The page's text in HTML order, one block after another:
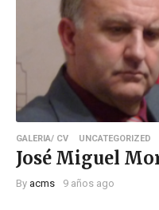
GALERIA/ CV UNCATEGORIZED
José Miguel
By acms 9 años ago